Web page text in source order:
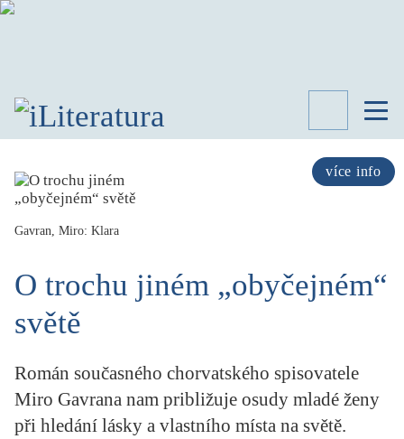
více info
SPISOVATELÉ
LITERATURY
PŘEHLED
PORTRÉT
KRITIKA PŘEKLADU
Gavran, Miro: Klara
O trochu jiném „obyčejném“
světě
Román současného chorvatského spisovatele
Miro Gavrana nam približuje osudy mladé ženy
při hledání lásky a vlastního místa na světě.